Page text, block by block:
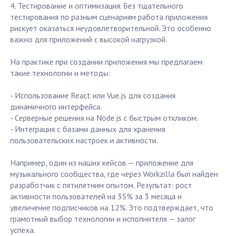
4. Тестирование и оптимизация. Без тщательного
тестирования по разным сценариям работа приложения
рискует оказаться неудовлетворительной. Это особенно
важно для приложений с высокой нагрузкой.
На практике при создании приложения мы предлагаем
такие технологии и методы:
- Использование React или Vue.js для создания
динамичного интерфейса.
- Серверные решения на Node.js с быстрым откликом.
- Интеграция с базами данных для хранения
пользовательских настроек и активности.
Например, один из наших кейсов — приложение для
музыкального сообщества, где через Workzilla был найден
разработчик с пятилетним опытом. Результат: рост
активности пользователей на 35% за 3 месяца и
увеличение подписчиков на 12%. Это подтверждает, что
грамотный выбор технологии и исполнителя — залог
успеха.